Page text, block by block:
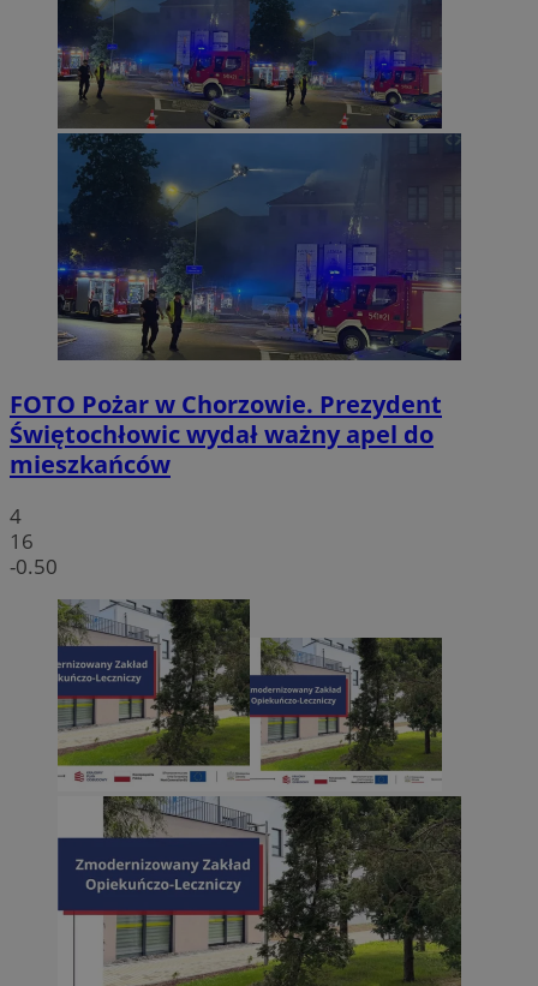
FOTO Pożar w Chorzowie. Prezydent
Świętochłowic wydał ważny apel do
mieszkańców
4
16
-0.50